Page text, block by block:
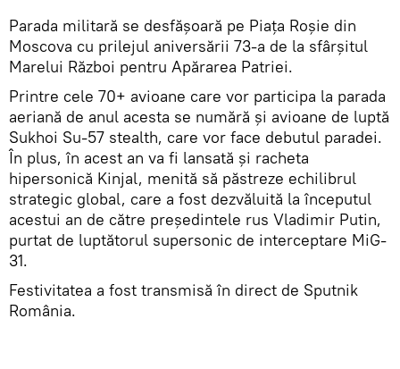
Parada militară se desfăşoară pe Piața Roșie din
Moscova cu prilejul aniversării 73-a de la sfârșitul
Marelui Război pentru Apărarea Patriei.
Printre cele 70+ avioane care vor participa la parada
aeriană de anul acesta se numără şi avioane de luptă
Sukhoi Su-57 stealth, care vor face debutul paradei.
În plus, în acest an va fi lansată și racheta
hipersonică Kinjal, menită să păstreze echilibrul
strategic global, care a fost dezvăluită la începutul
acestui an de către președintele rus Vladimir Putin,
purtat de luptătorul supersonic de interceptare MiG-
31.
Festivitatea a fost transmisă în direct de Sputnik
România.